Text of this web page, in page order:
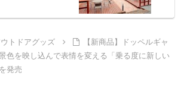
トドアグッズ
【新商品】ドッペルギャ
色を映し込んで表情を変える「乗る度に新しい
発売